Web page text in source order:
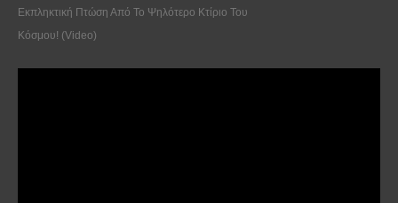
Εκπληκτική Πτώση Από Το Ψηλότερο Κτίριο Του
Κόσμου! (Video)